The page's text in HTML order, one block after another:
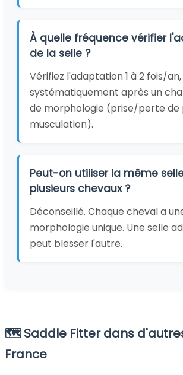
À quelle fréquence vérifier
de la selle ?
Vérifiez l'adaptation 1 à 2 fois/
systématiquement après un
de morphologie (prise/perte de
musculation).
Peut-on utiliser la même
plusieurs chevaux ?
Déconseillé. Chaque cheval a
morphologie unique. Une selle
peut blesser l'autre.
🗺️ Saddle Fitter dans
France